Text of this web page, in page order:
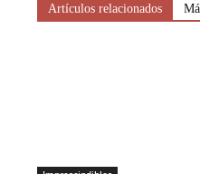
Artículos relacionados